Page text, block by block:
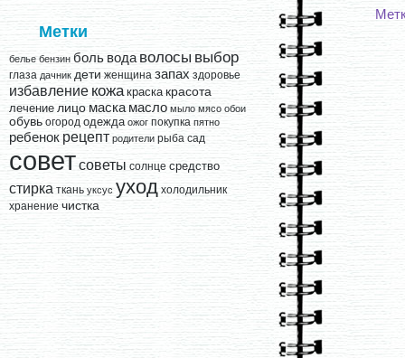
Метки
белье бензин боль вода волосы выбор
глаза дачник дети женщина запах здоровье
избавление кожа краска красота
лечение лицо маска масло мыло мясо обои
обувь огород одежда ожог покупка пятно
ребенок рецепт родители рыба сад
советсоветы солнце средство
стирка ткань уксус уход холодильник
хранение чистка